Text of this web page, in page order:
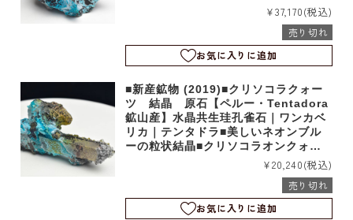
¥37,170(税込)
売り切れ
お気に入りに追加
■新産鉱物 (2019)■クリソコラクォー
ツ 結晶 原石【ペルー・Tentadora
鉱山産】水晶共生珪孔雀石｜ワンカベ
リカ｜テンタドラ■美しいネオンブル
ーの粒状結晶■クリソコラオンクォー
¥20,240(税込)
売り切れ
お気に入りに追加